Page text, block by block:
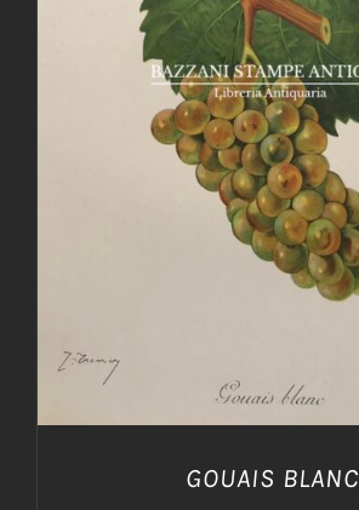
AGGIUNGI AL CARRELLO
GOUAIS BLANC